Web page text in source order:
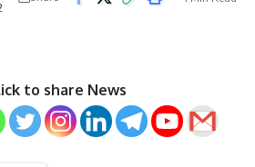
to share News